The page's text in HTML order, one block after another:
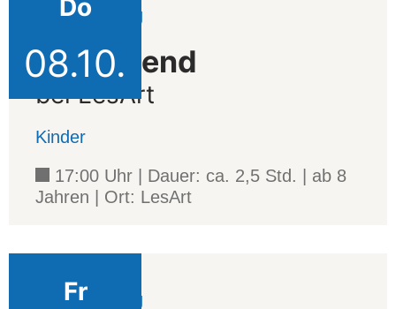
Do
08.10.
Veranstaltung
Leseabend
bei LesArt
Kinder
17:00 Uhr | Dauer: ca. 2,5 Std. | ab 8
Jahren | Ort: LesArt
Fr
Veranstaltung